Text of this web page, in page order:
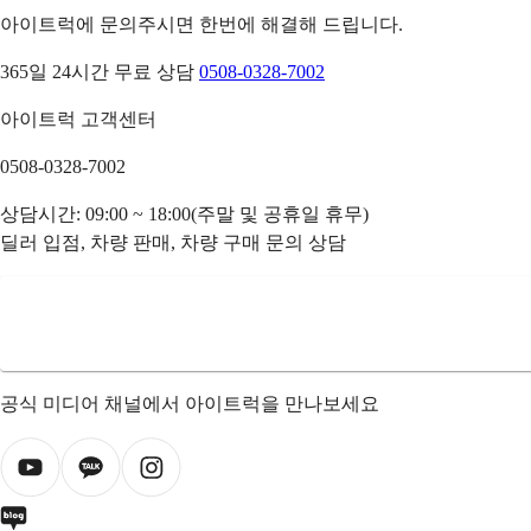
아이트럭에 문의주시면 한번에 해결해 드립니다.
365일 24시간 무료 상담 0508-0328-7002
아이트럭 고객센터
0508-0328-7002
상담시간: 09:00 ~ 18:00(주말 및 공휴일 휴무)
딜러 입점, 차량 판매, 차량 구매 문의 상담
공식 미디어 채널에서 아이트럭을 만나보세요